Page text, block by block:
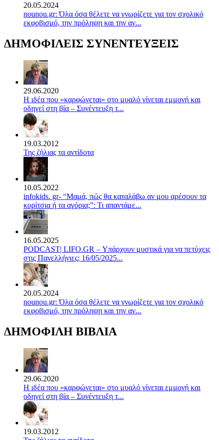
20.05.2024
nounou.gr: Όλα όσα θέλετε να γνωρίζετε για τον σχολικό
εκφοβισμό, την πρόληψη και την αν...
ΔΗΜΟΦΙΛΕΙΣ ΣΥΝΕΝΤΕΥΞΕΙΣ
29.06.2020
Η ιδέα που «καρφώνεται» στο μυαλό γίνεται εμμονή και
οδηγεί στη βία – Συνέντευξη τ...
19.03.2012
Της ζήλιας τα αντίδοτα
10.05.2022
infokids. gr- “Μαμά, πώς θα καταλάβω αν μου αρέσουν τα
κορίτσια ή τα αγόρια;”: Τι απαντάμε...
16.05.2025
PODCAST| LIFO.GR – Υπάρχουν μυστικά για να πετύχεις
στις Πανελλήνιες; 16/05/2025...
20.05.2024
nounou.gr: Όλα όσα θέλετε να γνωρίζετε για τον σχολικό
εκφοβισμό, την πρόληψη και την αν...
ΔΗΜΟΦΙΛΗ ΒΙΒΛΙΑ
29.06.2020
Η ιδέα που «καρφώνεται» στο μυαλό γίνεται εμμονή και
οδηγεί στη βία – Συνέντευξη τ...
19.03.2012